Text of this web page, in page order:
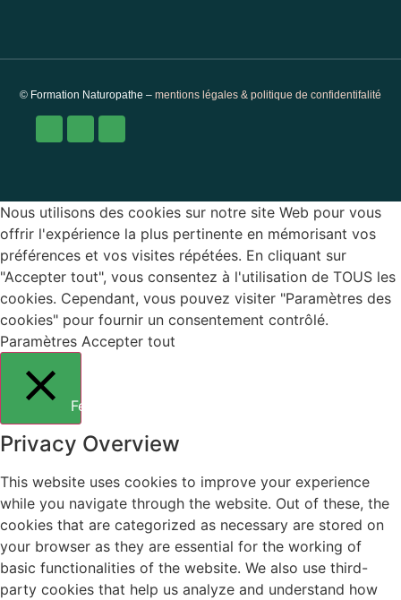
© Formation Naturopathe – mentions légales & politique de confidentifalité
Nous utilisons des cookies sur notre site Web pour vous
offrir l'expérience la plus pertinente en mémorisant vos
préférences et vos visites répétées. En cliquant sur
"Accepter tout", vous consentez à l'utilisation de TOUS les
cookies. Cependant, vous pouvez visiter "Paramètres des
cookies" pour fournir un consentement contrôlé.
Paramètres Accepter tout
Fermer
Privacy Overview
This website uses cookies to improve your experience
while you navigate through the website. Out of these, the
cookies that are categorized as necessary are stored on
your browser as they are essential for the working of
basic functionalities of the website. We also use third-
party cookies that help us analyze and understand how